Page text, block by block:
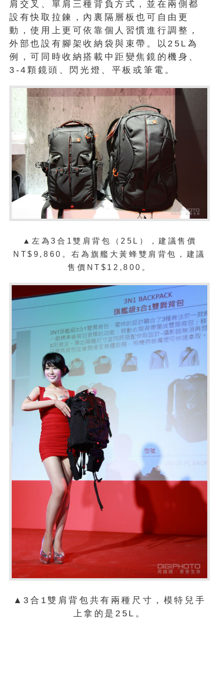
肩交叉、單肩三種背負方式，並在兩側都
設有快取拉鍊，內裏隔層板也可自由更
動，使用上更可依靠個人習慣進行調整，
外部也設有腳架收納袋與束帶。以25L為
例，可同時收納搭載中距變焦鏡的機身、
3-4顆鏡頭、閃光燈、平板或筆電。
▲左為3合1雙肩背包（25L），建議售價
NT$9,860。右為旗艦大黃蜂雙肩背包，建議
售價NT$12,800。
▲3合1雙肩背包共有兩種尺寸，模特兒手
上拿的是25L。